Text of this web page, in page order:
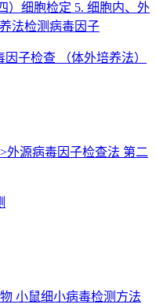
）细胞检定 5. 细胞内、外
法检测病毒因子
子检查 （体外培养法）
外源病毒因子检查法 第二
小鼠细小病毒检测方法